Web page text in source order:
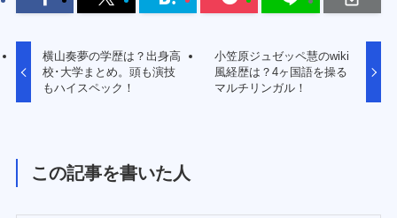
横山奏夢の学歴は？出身高
校･大学まとめ。頭も演技
もハイスペック！
小笠原ジュゼッペ慧のwiki
風経歴は？4ヶ国語を操る
マルチリンガル！
この記事を書いた人